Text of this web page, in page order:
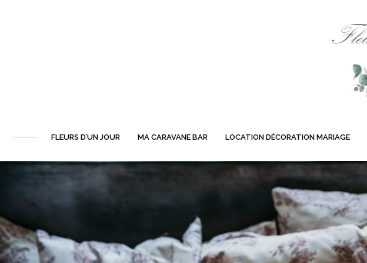
FLEURS D’UN JOUR MA CARAVANE BAR LOCATION DÉCORATION MARIAGE